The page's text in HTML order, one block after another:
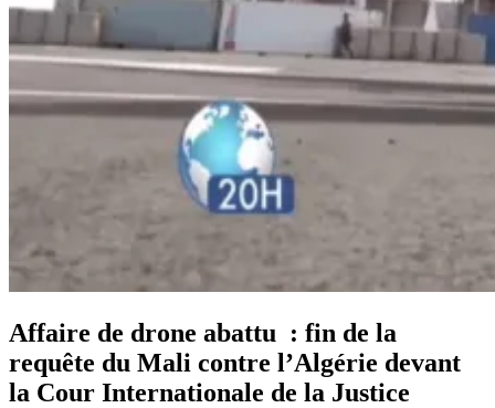
Affaire de drone abattu : fin de la
requête du Mali contre l’Algérie devant
la Cour Internationale de la Justice